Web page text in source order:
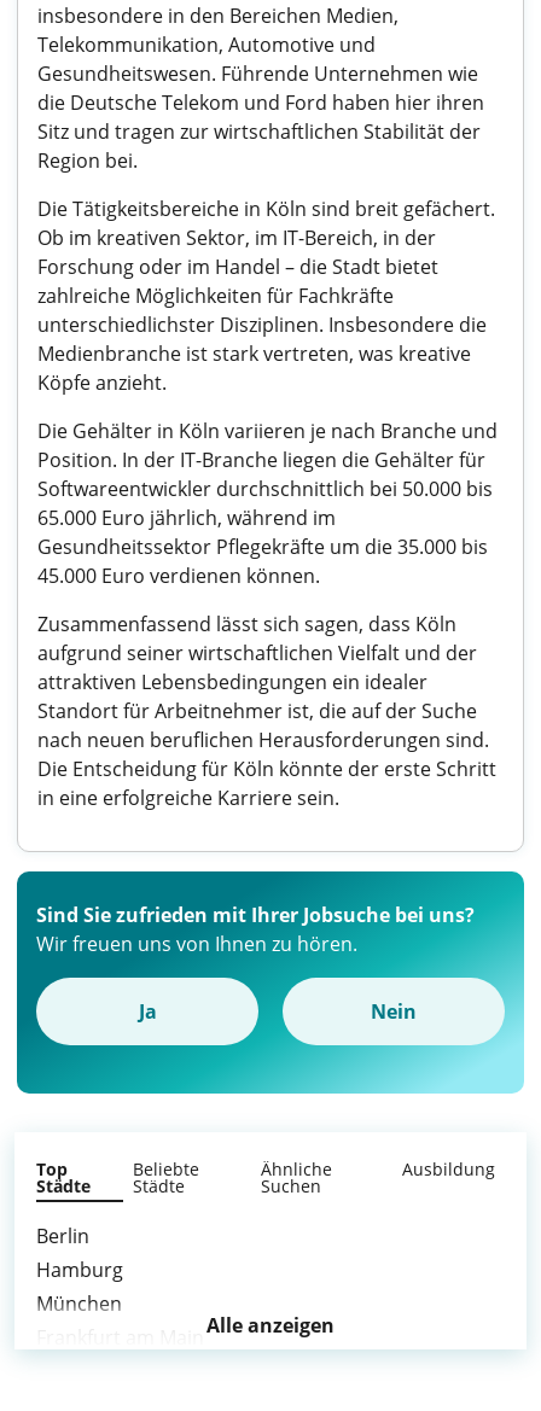
insbesondere in den Bereichen Medien,
Telekommunikation, Automotive und
Gesundheitswesen. Führende Unternehmen wie
die Deutsche Telekom und Ford haben hier ihren
Sitz und tragen zur wirtschaftlichen Stabilität der
Region bei.
Die Tätigkeitsbereiche in Köln sind breit gefächert.
Ob im kreativen Sektor, im IT-Bereich, in der
Forschung oder im Handel – die Stadt bietet
zahlreiche Möglichkeiten für Fachkräfte
unterschiedlichster Disziplinen. Insbesondere die
Medienbranche ist stark vertreten, was kreative
Köpfe anzieht.
Die Gehälter in Köln variieren je nach Branche und
Position. In der IT-Branche liegen die Gehälter für
Softwareentwickler durchschnittlich bei 50.000 bis
65.000 Euro jährlich, während im
Gesundheitssektor Pflegekräfte um die 35.000 bis
45.000 Euro verdienen können.
Zusammenfassend lässt sich sagen, dass Köln
aufgrund seiner wirtschaftlichen Vielfalt und der
attraktiven Lebensbedingungen ein idealer
Standort für Arbeitnehmer ist, die auf der Suche
nach neuen beruflichen Herausforderungen sind.
Die Entscheidung für Köln könnte der erste Schritt
in eine erfolgreiche Karriere sein.
Sind Sie zufrieden mit Ihrer Jobsuche bei uns?
Wir freuen uns von Ihnen zu hören.
Ja Nein
Top
Städte
Beliebte
Städte
Ähnliche
Suchen
Ausbildung
Berlin
Hamburg
München
Alle anzeigen